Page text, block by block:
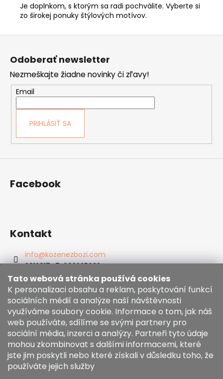
Tato webová stránka používá cookies
K personalizaci obsahu a reklam, poskytování funkcí
sociálních médií a analýze naší návštěvnosti
využíváme soubory cookie. Informace o tom, jak náš
web používáte, sdílíme se svými partnery pro
sociální média, inzerci a analýzy. Partneři tyto údaje
mohou zkombinovat s dalšími informacemi, které
jste jim poskytli nebo které získali v důsledku toho, že
používáte jejich služby
Je doplnkom, s ktorým sa radi pochválite. Vyberte si
zo širokej ponuky štýlových motívov.
Z
Odoberať newsletter
Nezmeškajte žiadne novinky či zľavy!
Email
PRIHLÁSIŤ SA
Facebook
Kontakt
info@kozenezbozi.com
381281747, 603225633
603225633
https://www.facebook.com/kozenezbozi/
Informace pro vás
Obchodní podmínky
Zásady používání souborů cookies
Moja objednávka